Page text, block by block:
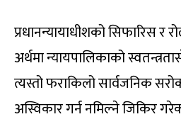
प्रधानन्यायाधीशको सिफारिस र
अर्थमा न्यायपालिकाको
त्यस्तो फराकिलो सार्वजनिक
अस्विकार गर्न नमिल्ने जिकिर